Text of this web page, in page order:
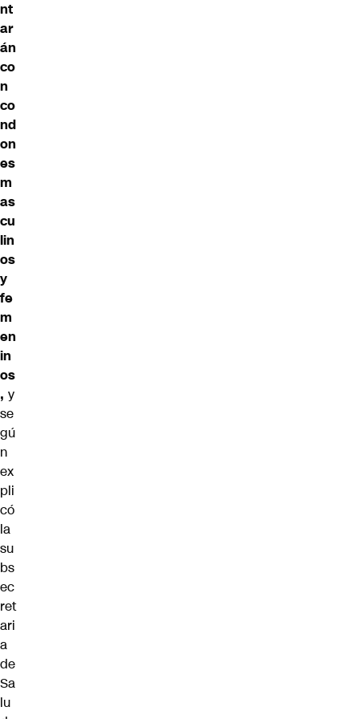
nt
ar
án
co
n
co
nd
on
es
m
as
cu
lin
os
y
fe
m
en
in
os
, y
se
gú
n
ex
pli
có
la
su
bs
ec
ret
ari
a
de
Sa
lu